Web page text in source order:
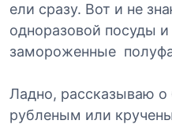
ели сразу. Вот и не
одноразовой посуды
замороженные
Ладно, рассказываю о
рубленым или